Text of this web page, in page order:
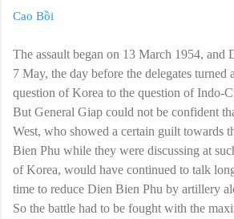
Cao Bồi
The assault began on 13 March 1954, and
7 May, the day before the delegates turned
question of Korea to the question of Indo-
But General Giap could not be confident
West, who showed a certain guilt towards
Bien Phu while they were discussing at
of Korea, would have continued to talk
time to reduce Dien Bien Phu by artillery
So the battle had to be fought with the